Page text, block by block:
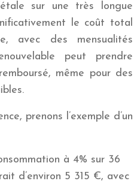
sur une très longue
le coût total
avec des mensualités
peut prendre
même pour des
prenons l’exemple d’un
à 4% sur 36
d’environ 5 315 €, avec